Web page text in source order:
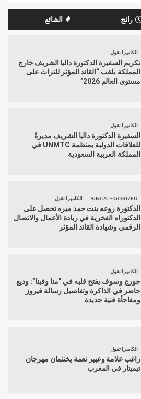
رائج الشائع
الكاميرا تقول
تكريم السفيرة الدكتورة داليا الشريف خارج
المملكة بلقب “القائد المؤثر للتراث على
مستوى العالم 2026”
الكاميرا تقول
السفيرة الدكتورة داليا الشريف مديرةً
للعلاقات الدولية بمنظمة UNMTC في
المملكة العربية السعودية
UNCATEGORIZED الكاميرا تقول
الدكتورة روعه بنت حمد ميره تحصل على
الدكتوراه الفخرية في ريادة الأعمال والاتصال
الرقمي وشهادة القائد المؤثر
الكاميرا تقول
جورج وسوف يفتح قلبه في “منا وفينا”: وديع
حاضر في الذاكرة وتفاصيل رسالة فيروز
ومفاجأة فنية جديدة
الكاميرا تقول
راغب علامة وعبير نعمة يختتمان مهرجان
تيميتار في المغرب